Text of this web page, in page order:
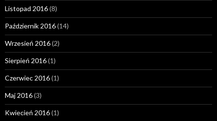
Listopad 2016(8)
Październik 2016(14)
Wrzesień 2016(2)
Sierpień 2016(1)
Czerwiec 2016(1)
Maj 2016(3)
Kwiecień 2016(1)